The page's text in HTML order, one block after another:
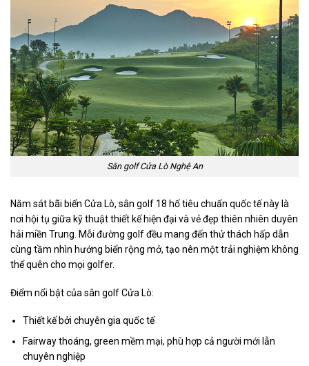
Sân golf Cửa Lò Nghệ An
Nằm sát bãi biển Cửa Lò, sân golf 18 hố tiêu chuẩn quốc tế này là
nơi hội tụ giữa kỹ thuật thiết kế hiện đại và vẻ đẹp thiên nhiên duyên
hải miền Trung. Mỗi đường golf đều mang đến thử thách hấp dẫn
cùng tầm nhìn hướng biển rộng mở, tạo nên một trải nghiệm không
thể quên cho mọi golfer.
Điểm nổi bật của sân golf Cửa Lò:
Thiết kế bởi chuyên gia quốc tế
Fairway thoáng, green mềm mại, phù hợp cả người mới lẫn
chuyên nghiệp